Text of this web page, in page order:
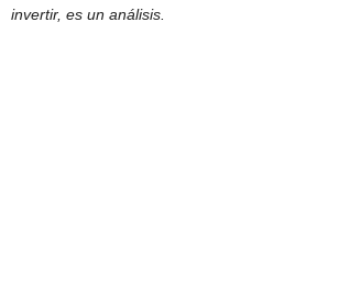
invertir, es un análisis.